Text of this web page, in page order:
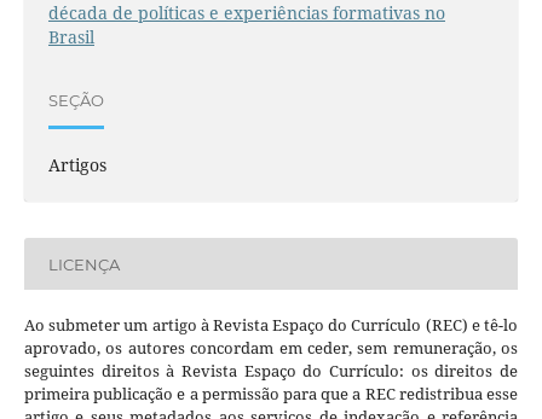
década de políticas e experiências formativas no
Brasil
SEÇÃO
Artigos
LICENÇA
Ao submeter um artigo à Revista Espaço do Currículo (REC) e tê-lo
aprovado, os autores concordam em ceder, sem remuneração, os
seguintes direitos à Revista Espaço do Currículo: os direitos de
primeira publicação e a permissão para que a REC redistribua esse